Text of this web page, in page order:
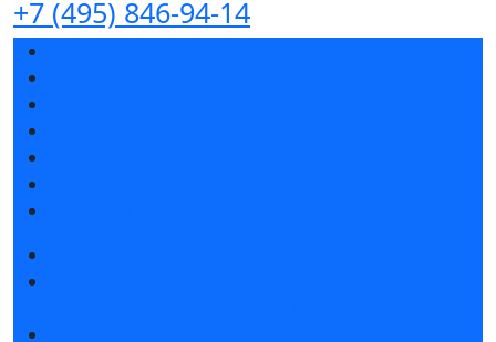
+7 (495) 846-94-14